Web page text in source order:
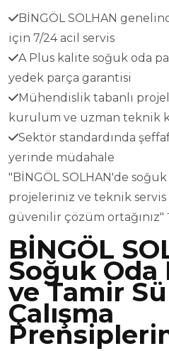
BİNGÖL SOLHAN
için 7/24 acil servis
A Plus kalite soğuk oda
yedek parça garantisi
Mühendislik tabanlı
kurulum ve uzman teknik
Sektör standardında
yerinde müdahale
"BİNGÖL SOLHAN'de
projeleriniz ve teknik servis
güvenilir çözüm ortağınız"
BİNGÖL
Soğuk
ve Tamir
Çalışma